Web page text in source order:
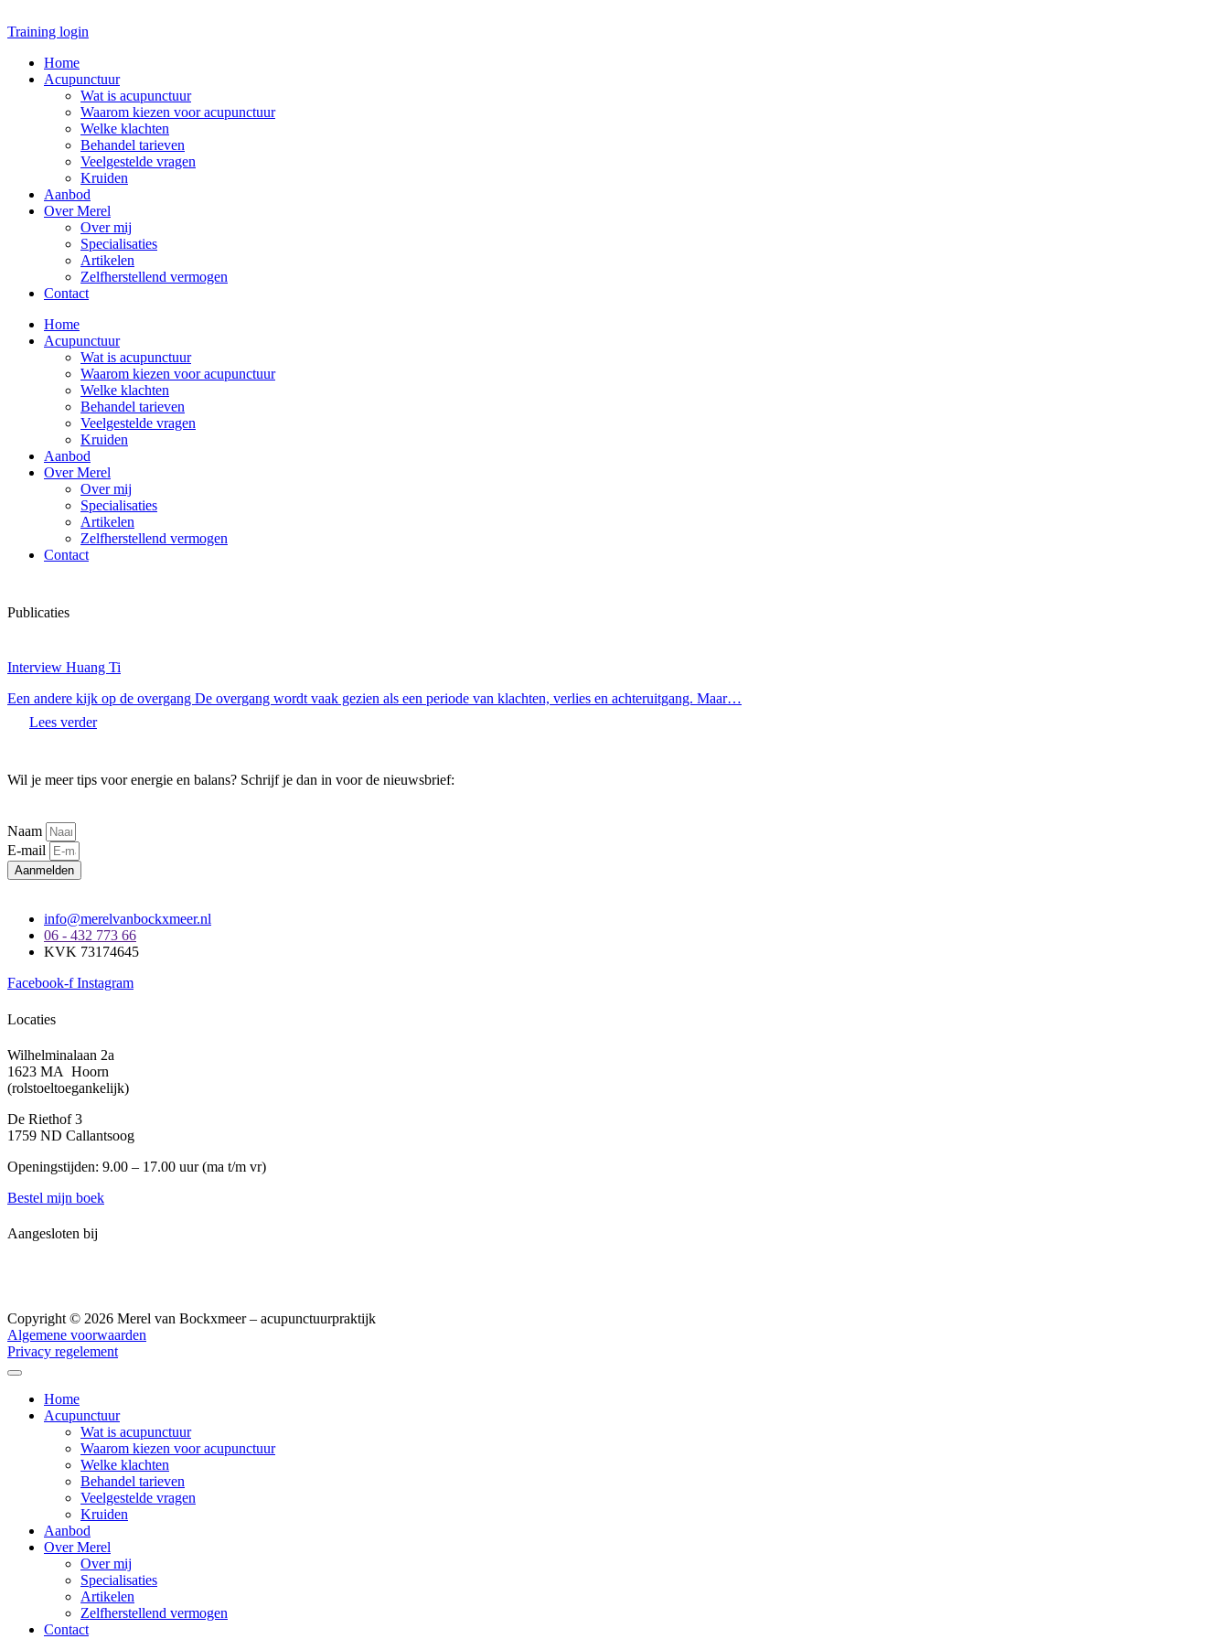
naar
inhoud
Training login
Home
Acupunctuur
Wat is acupunctuur
Waarom kiezen voor acupunctuur
Welke klachten
Behandel tarieven
Veelgestelde vragen
Kruiden
Aanbod
Over Merel
Over mij
Specialisaties
Artikelen
Zelfherstellend vermogen
Contact
Home
Acupunctuur
Wat is acupunctuur
Waarom kiezen voor acupunctuur
Welke klachten
Behandel tarieven
Veelgestelde vragen
Kruiden
Aanbod
Over Merel
Over mij
Specialisaties
Artikelen
Zelfherstellend vermogen
Contact
Publicaties
Interview Huang Ti
Een andere kijk op de overgang De overgang wordt vaak gezien als een periode van klachten, verlies en achteruitgang. Maar…
Lees verder
Wil je meer tips voor energie en balans? Schrijf je dan in voor de nieuwsbrief:
Naam
E-mail
Aanmelden
info@merelvanbockxmeer.nl
06 - 432 773 66
KVK 73174645
Facebook-f Instagram
Locaties
Wilhelminalaan 2a
1623 MA Hoorn
(rolstoeltoegankelijk)
De Riethof 3
1759 ND Callantsoog
Openingstijden: 9.00 – 17.00 uur (ma t/m vr)
Bestel mijn boek
Aangesloten bij
Copyright © 2026 Merel van Bockxmeer – acupunctuurpraktijk
Algemene voorwaarden
Privacy regelement
Home
Acupunctuur
Wat is acupunctuur
Waarom kiezen voor acupunctuur
Welke klachten
Behandel tarieven
Veelgestelde vragen
Kruiden
Aanbod
Over Merel
Over mij
Specialisaties
Artikelen
Zelfherstellend vermogen
Contact